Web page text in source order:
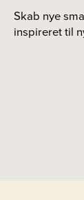
Skab nye
inspireret til